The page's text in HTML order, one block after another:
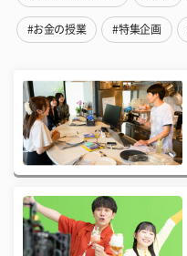
#お金の授業 #特集企画